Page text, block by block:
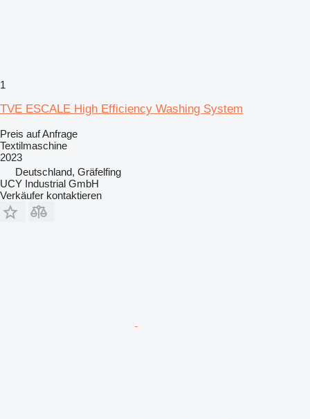
1
TVE ESCALE High Efficiency Washing System
Preis auf Anfrage
Textilmaschine
2023
Deutschland, Gräfelfing
UCY Industrial GmbH
Verkäufer kontaktieren